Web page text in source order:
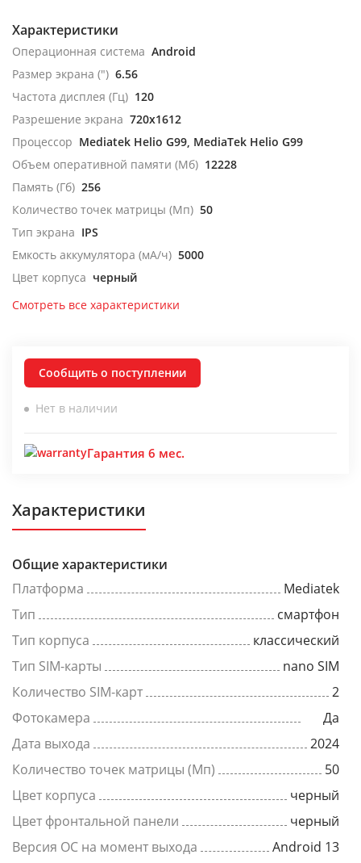
Характеристики
Операционная система Android
Размер экрана (") 6.56
Частота дисплея (Гц) 120
Разрешение экрана 720x1612
Процессор Mediatek Helio G99, MediaTek Helio G99
Объем оперативной памяти (Мб) 12228
Память (Гб) 256
Количество точек матрицы (Мп) 50
Тип экрана IPS
Емкость аккумулятора (мА/ч) 5000
Цвет корпуса черный
Смотреть все характеристики
Сообщить о поступлении
Нет в наличии
Гарантия 6 мес.
Характеристики
Общие характеристики
Платформа
Mediatek
Тип
смартфон
Тип корпуса
классический
Тип SIM-карты
nano SIM
Количество SIM-карт
2
Фотокамера
Да
Дата выхода
2024
Количество точек матрицы (Мп)
50
Цвет корпуса
черный
Цвет фронтальной панели
черный
Версия ОС на момент выхода
Android 13